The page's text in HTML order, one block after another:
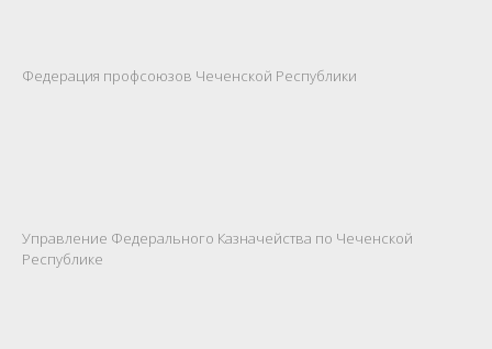
Федерация профсоюзов Чеченской Республики
Управление Федерального Казначейства по Чеченской
Республике